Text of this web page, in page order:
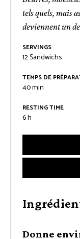
tels quels, mais
deviennent un
SERVINGS
12Sandwichs
TEMPS DE
40minutes
min
RESTING TIME
6heures
h
Donne